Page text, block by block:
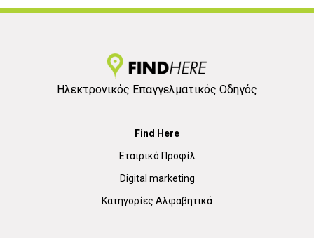
Ηλεκτρονικός Επαγγελματικός Οδηγός
Find Here
Εταιρικό Προφίλ
Digital marketing
Κατηγορίες Αλφαβητικά